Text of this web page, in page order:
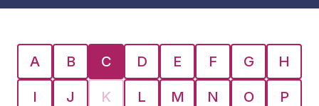
A B C D E F G H
I J K L M N O P